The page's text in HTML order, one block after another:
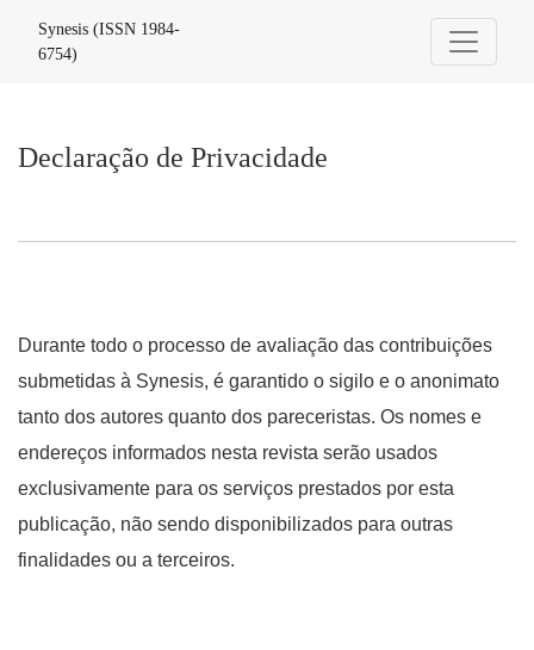
Synesis (ISSN 1984-
6754)
Declaração de Privacidade
Durante todo o processo de avaliação das contribuições
submetidas à Synesis, é garantido o sigilo e o anonimato
tanto dos autores quanto dos pareceristas. Os nomes e
endereços informados nesta revista serão usados
exclusivamente para os serviços prestados por esta
publicação, não sendo disponibilizados para outras
finalidades ou a terceiros.